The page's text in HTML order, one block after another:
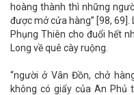
hoàng thành thì những
được mở cửa hàng” [98,
Phụng Thiên cho đuổi hết
Long về quê cày ruộng.
“người ở Vân Đồn, chở
không có giấy của An Phủ